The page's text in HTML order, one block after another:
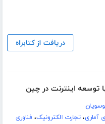
دریافت از کتابراه
توسعه اینترنت در چین
آماری،تجارت الکترونیک،فناوری